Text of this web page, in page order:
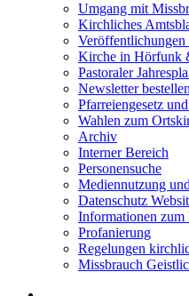
Umgang mit
Kirchliches
Kirche in Hörfunk
Pastoraler
Newsletter bestellen
Pfarreiengesetz
Wahlen zum
Archiv
Interner Bereich
Personensuche
Mediennutzung
Datenschutz
Informationen
Profanierung
Regelungen
Missbrauch